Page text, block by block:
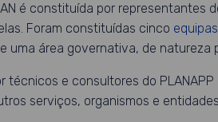
é constituída por
Foram constituídas cinco
uma área governativa, de natureza
técnicos e consultores do
serviços, organismos e